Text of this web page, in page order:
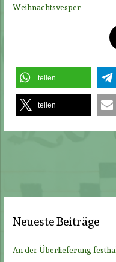
Weihnachtsvesper
teilen
teilen
Neueste Beiträge
An der Überlieferung